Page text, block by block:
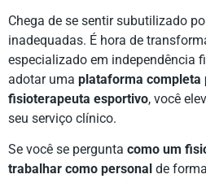
Chega de se sentir subutilizado
inadequadas. É hora de
especializado em independência
adotar uma plataforma completa
fisioterapeuta esportivo, você
seu serviço clínico.
Se você se pergunta como um
trabalhar como personal de